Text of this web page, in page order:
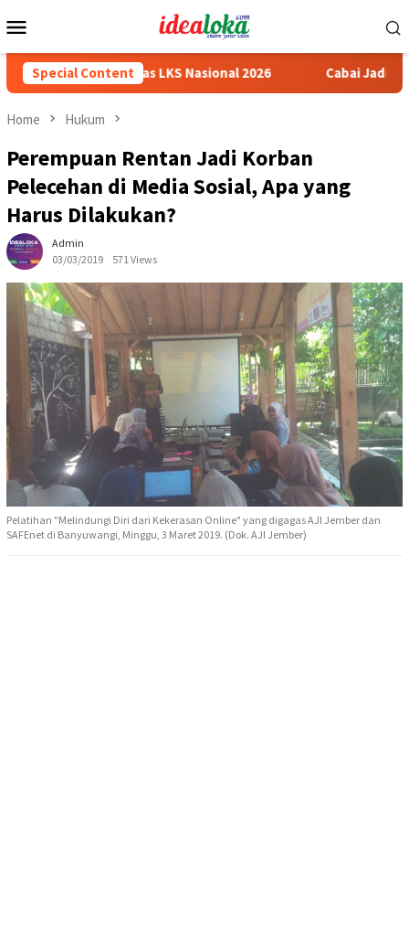
to
Menu
Special Content
Emas LKS Nasional 2026 Cabai Jadi Fokus
Home Hukum
Perempuan Rentan Jadi Korban
Pelecehan di Media Sosial, Apa yang
Harus Dilakukan?
Admin
03/03/2019
571 Views
Pelatihan "Melindungi Diri dari Kekerasan Online" yang digagas AJI Jember dan
SAFEnet di Banyuwangi, Minggu, 3 Maret 2019. (Dok. AJI Jember)